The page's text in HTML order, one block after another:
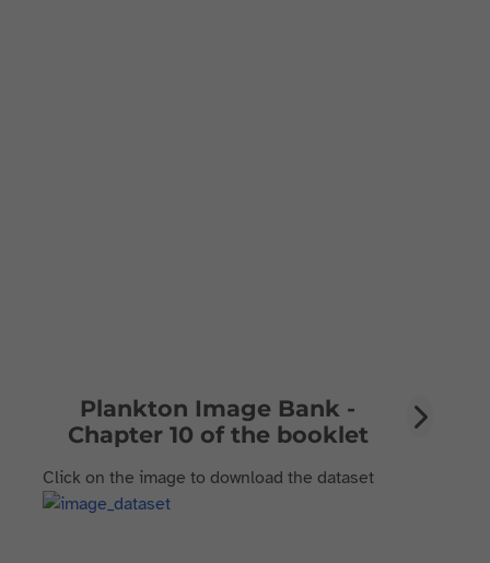
Plankton Image Bank -
Chapter 10 of the booklet
Click on the image to download the dataset